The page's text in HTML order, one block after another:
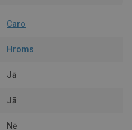
Caro
Hroms
Jā
Jā
Nē